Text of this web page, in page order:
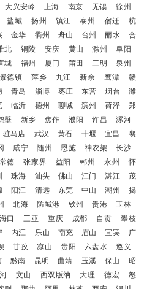
大兴安岭 上海 南京 无锡
徐州
盐城 扬州 镇江 泰州 宿迁
杭
金华 衢州 舟山 台州 丽水
合
北 铜陵 安庆 黄山 滁州
阜阳
城 福州 厦门 莆田 三明
泉州
景德镇 萍乡 九江 新余 鹰潭
赣
青岛 淄博 枣庄 东营 烟台
潍
临沂 德州 聊城 滨州 荷泽
郑
壁 新乡 焦作 濮阳 许昌
漯河
驻马店 武汉 黄石 十堰 宜昌
襄
咸宁 随州 恩施 神农架
长沙
常德 张家界 益阳 郴州 永州
怀
珠海 汕头 佛山 江门 湛江
茂
阳江 清远 东莞 中山 潮州
揭
北海 防城港 钦州 贵港
玉林
海口 三亚 重庆 成都 自贡
攀枝
内江 乐山 南充 眉山 宜宾
广
甘孜 凉山 贵阳 六盘水
遵义
黔南 昆明 曲靖 玉溪 保山
昭
文山 西双版纳 大理 德宏
怒